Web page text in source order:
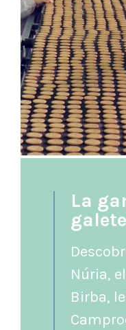
La
Núria,
Birba,